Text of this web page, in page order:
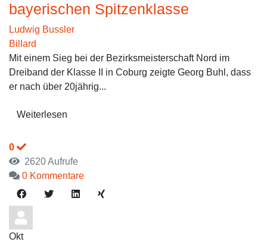
bayerischen Spitzenklasse
Ludwig Bussler
Billard
Mit einem Sieg bei der Bezirksmeisterschaft Nord im
Dreiband der Klasse II in Coburg zeigte Georg Buhl, dass
er nach über 20jährig...
Weiterlesen
0
2620 Aufrufe
0 Kommentare
Okt